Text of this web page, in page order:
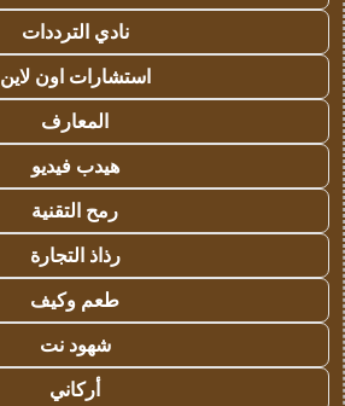
نادي الترددات
استشارات اون لاين
المعارف
هيدب فيديو
رمح التقنية
رذاذ التجارة
طعم وكيف
شهود نت
أركاني